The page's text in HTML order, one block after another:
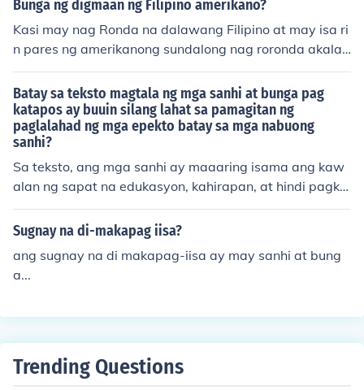
Bunga ng digmaan ng Filipino amerikano?
Kasi may nag Ronda na dalawang Filipino at may isa ri
n pares ng amerikanong sundalong nag roronda akala
nila kalaban at nag barilan,nabaril ang Filipino at isinu
mbong at Hindi na pina imbestiganhanni MacArthur at
sinabing nagsimula ang digmaan pilpinong amerikano
Batay sa teksto magtala ng mga sanhi at bunga pag
katapos ay buuin silang lahat sa pamagitan ng
paglalahad ng mga epekto batay sa mga nabuong
sanhi?
Sa teksto, ang mga sanhi ay maaaring isama ang kaw
alan ng sapat na edukasyon, kahirapan, at hindi pagka
kaunawaan sa mga isyu ng kalikasan. Ang mga bunga
nito ay nagiging mataas na antas ng kawalang-trabah
ng mga sakit. Kapag pinagsama ang mga sanhi at bun
ga, nagiging malinaw na ang kawalang-aksiyon sa edu
ng komunidad. Sa huli, ang mga problemang ito ay nag
tutulungan upang pahinain ang kalidad ng buhay at pa
g-unlad ng lipunan.
Sugnay na di-makapag iisa?
ang sugnay na di makapag-iisa ay may sanhi at bung
a...
Trending Questions